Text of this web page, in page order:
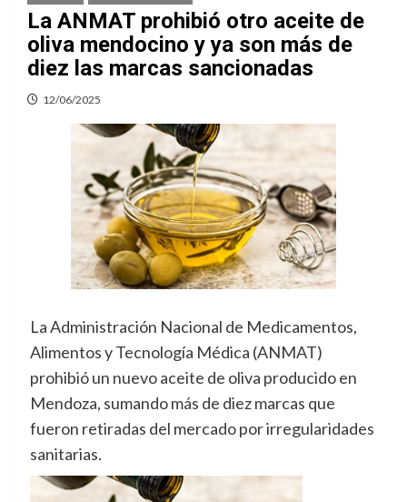
La ANMAT prohibió otro aceite de
oliva mendocino y ya son más de
diez las marcas sancionadas
12/06/2025
La Administración Nacional de Medicamentos,
Alimentos y Tecnología Médica (ANMAT)
prohibió un nuevo aceite de oliva producido en
Mendoza, sumando más de diez marcas que
fueron retiradas del mercado por irregularidades
sanitarias.